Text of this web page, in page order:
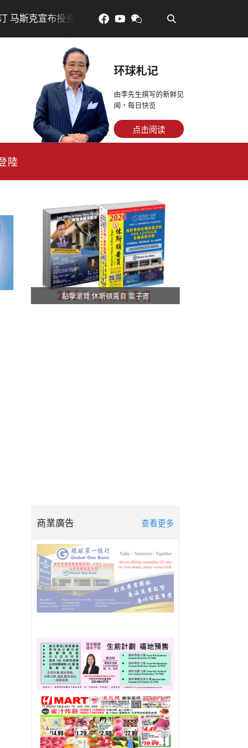
设AI芯片制造基地 • 吃對了更年輕：花青素如何守
环球札记
由李先生撰写的新鲜见
闻，每日快览
点击阅读
陸
點擊瀏覽 休斯頓黃頁 電子書
商業廣告 查看更多